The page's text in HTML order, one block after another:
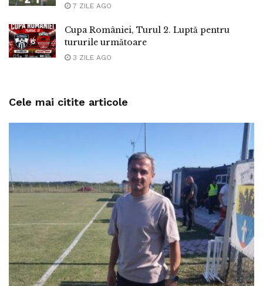
7 ZILE AGO
Cupa României, Turul 2. Luptă pentru
tururile următoare
3 ZILE AGO
Cele mai citite articole